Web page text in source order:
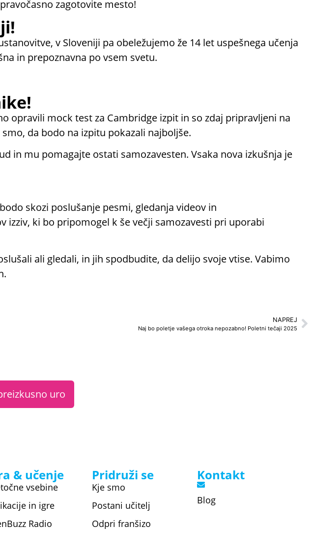
zagotovite mesto!
v Sloveniji pa obeležujemo že 14 let uspešnega učenja
in prepoznavna po vsem svetu.
opravili mock test za Cambridge izpit in so zdaj pripravljeni na
da bodo na izpitu pokazali najboljše.
in mu pomagajte ostati samozavesten. Vsaka nova izkušnja je
skozi poslušanje pesmi, gledanja videov in
izziv, ki bo pripomogel k še večji samozavesti pri uporabi
ali gledali, in jih spodbudite, da delijo svoje vtise. Vabimo
NAPREJ
Naj bo poletje vašega otroka nepozabno! Poletni tečaji 2025
uro
& učenje
vsebine
in igre
Radio
Pridruži se
Kje smo
Postani učitelj
Odpri franšizo
Kontakt
Blog